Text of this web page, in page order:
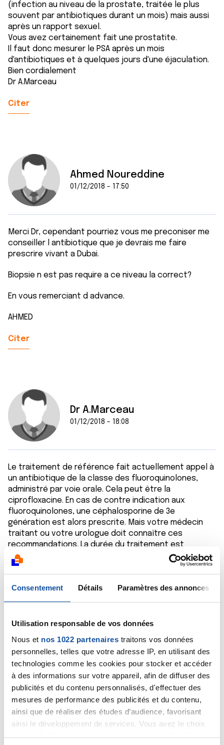
Consentement Détails Paramètres des annonces
Utilisation responsable de vos données
Nous et nos 1022 partenaires traitons vos données
personnelles, telles que votre adresse IP, en utilisant des
technologies comme les cookies pour stocker et accéder
à des informations sur votre appareil, afin de diffuser des
publicités et du contenu personnalisés, d'effectuer des
mesures de performance des publicités et du contenu,
ainsi que de réaliser des études d’audience, favorisant
ainsi le développement de services. Vous avez le choix
quant à l'utilisation de vos données et à leurs finalités.
(infection au niveau de la prostate, traitée le plus
souvent par antibiotiques durant un mois) mais aussi
après un rapport sexuel.
Vous avez certainement fait une prostatite.
Il faut donc mesurer le PSA après un mois
d'antibiotiques et à quelques jours d'une éjaculation.
Bien cordialement
Dr A.Marceau
Citer
Ahmed Noureddine
01/12/2018 - 17:50
Merci Dr, cependant pourriez vous me preconiser me
conseiller l antibiotique que je devrais me faire
prescrire vivant a Dubai.
Biopsie n est pas require a ce niveau la correct?
En vous remerciant d advance.
AHMED
Citer
Dr A.Marceau
01/12/2018 - 18:08
Le traitement de référence fait actuellement appel à
un antibiotique de la classe des fluoroquinolones,
administré par voie orale. Cela peut être la
ciprofloxacine. En cas de contre indication aux
fluoroquinolones, une céphalosporine de 3e
génération est alors prescrite. Mais votre médecin
traitant ou votre urologue doit connaître ces
recommandations. La durée du traitement est
habituellement de 4 semaines.
Personnellement, je ne pense pas qu'une biopsie soit
après en avoir discuté (avantages et inconvénients)
avec votre urologue.
Dr A.Marceau
Citer
Ahmed Noureddine
01/12/2018 - 18:19